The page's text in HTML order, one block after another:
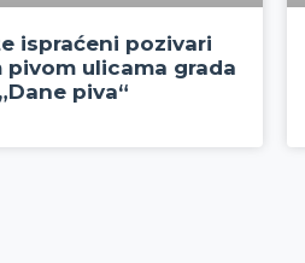
ispraćeni pozivari
ulicama grada
piva“